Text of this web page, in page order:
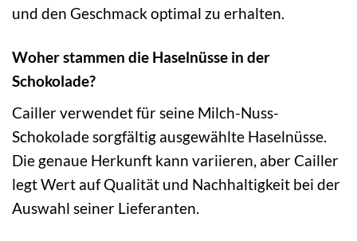
und den Geschmack optimal zu erhalten.
Woher stammen die Haselnüsse in der
Schokolade?
Cailler verwendet für seine Milch-Nuss-
Schokolade sorgfältig ausgewählte Haselnüsse.
Die genaue Herkunft kann variieren, aber Cailler
legt Wert auf Qualität und Nachhaltigkeit bei der
Auswahl seiner Lieferanten.